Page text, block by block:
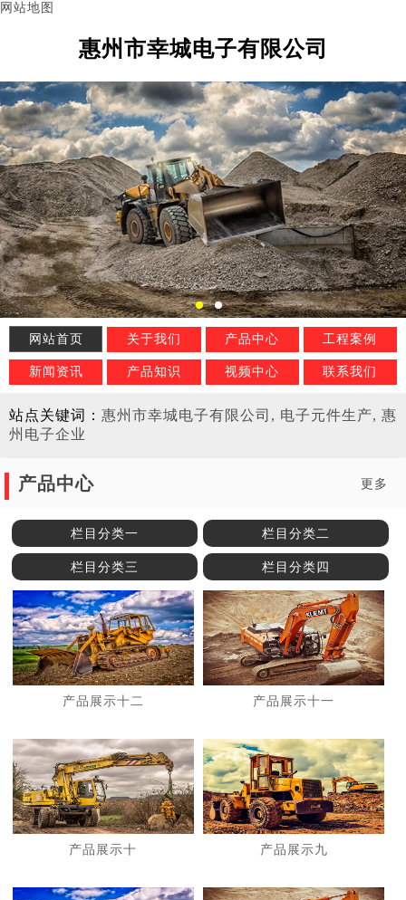
网站地图
惠州市幸城电子有限公司
网站首页 关于我们 产品中心 工程案例
新闻资讯 产品知识 视频中心 联系我们
站点关键词： 惠州市幸城电子有限公司, 电子元件生产, 惠
州电子企业
产品中心 更多
栏目分类一 栏目分类二
栏目分类三 栏目分类四
产品展示十二 产品展示十一
产品展示十 产品展示九